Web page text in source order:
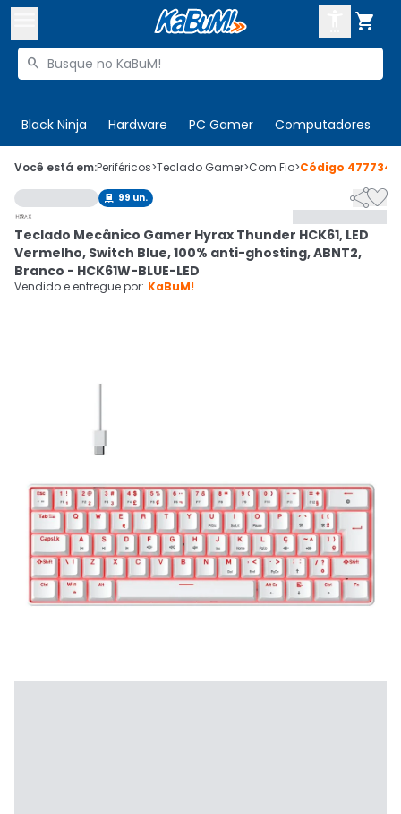

Buscar produtos

Black Ninja Hardware PC Gamer Computadores
 Olá. Acesse sua conta
 Departamentos
Cupons
Mais Vendidos
CADASTRE-SE
Você está em:Periféricos>Teclado Gamer>Com Fio>Código 477734
 99 un. 
Teclado Mecânico Gamer Hyrax Thunder HCK61, LED
Vermelho, Switch Blue, 100% anti-ghosting, ABNT2,
Branco - HCK61W-BLUE-LED
Vendido e entregue por: KaBuM!